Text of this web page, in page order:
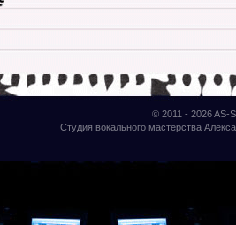
© 2011 - 2026AS-
Студия вокального мастерства